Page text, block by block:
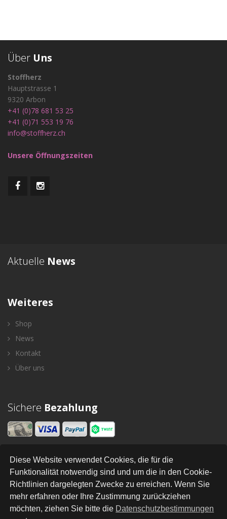
Diese Website verwendet Cookies, die für die
Funktionalität notwendig sind und um die in den Cookie-
Richtlinien dargelegten Zwecke zu erreichen. Wenn Sie
mehr erfahren oder Ihre Zustimmung zurückziehen
möchten, ziehen Sie bitte die Datenschutzbestimmungen
Über Uns
Stoffherz
Hauptstrasse 1
9320 Arbon
+41 (0)78 681 53 25
+41 (0)71 553 19 76
info@stoffherz.ch
Unsere Öffnungszeiten
Aktuelle News
Weiteres
Shop
News
Kontakt
Über uns
Sichere Bezahlung
Newsletter
SENDEN